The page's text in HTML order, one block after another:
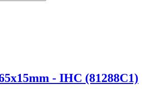
- IHC (81288C1)